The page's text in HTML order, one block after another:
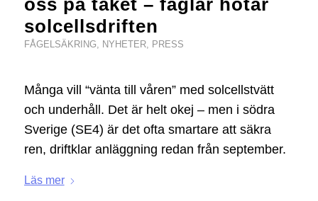
oss på taket – fåglar hotar
solcellsdriften
FÅGELSÄKRING, NYHETER, PRESS
Många vill “vänta till våren” med solcellstvätt
och underhåll. Det är helt okej – men i södra
Sverige (SE4) är det ofta smartare att säkra
ren, driftklar anläggning redan från september.
Läs mer